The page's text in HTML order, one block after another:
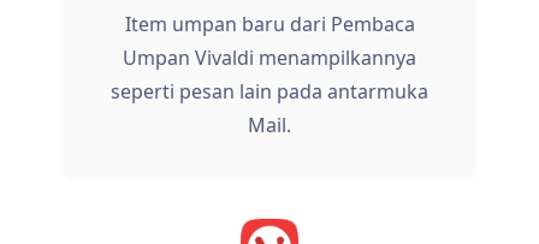
Item umpan baru dari Pembaca
Umpan Vivaldi menampilkannya
seperti pesan lain pada antarmuka
Mail.